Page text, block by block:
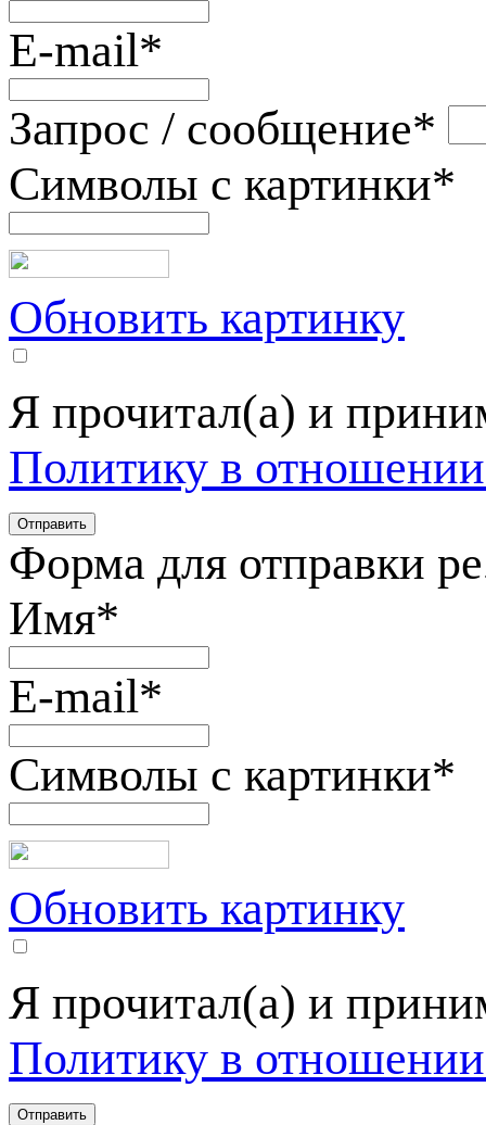
E-mail*
Запрос / сообщение*
Символы с картинки*
Обновить картинку
Я прочитал(а) и
Политику в
Форма для отправки
Имя*
E-mail*
Символы с картинки*
Обновить картинку
Я прочитал(а) и
Политику в